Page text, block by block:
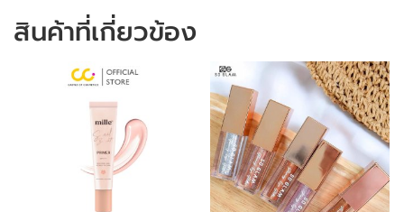
สินค้าที่เกี่ยวข้อง